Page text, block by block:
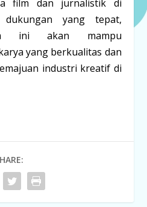
film dan jurnalistik di
dukungan yang tepat,
ini akan mampu
yang berkualitas dan
industri kreatif di